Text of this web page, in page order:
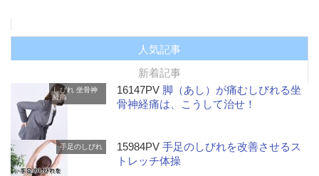
人気記事
新着記事
しびれ 坐骨神
経痛
16147PV 脚（あし）が痛むしびれる坐
骨神経痛は、こうして治せ！
手足のしびれ 15984PV手足のしびれを改善させるス
トレッチ体操